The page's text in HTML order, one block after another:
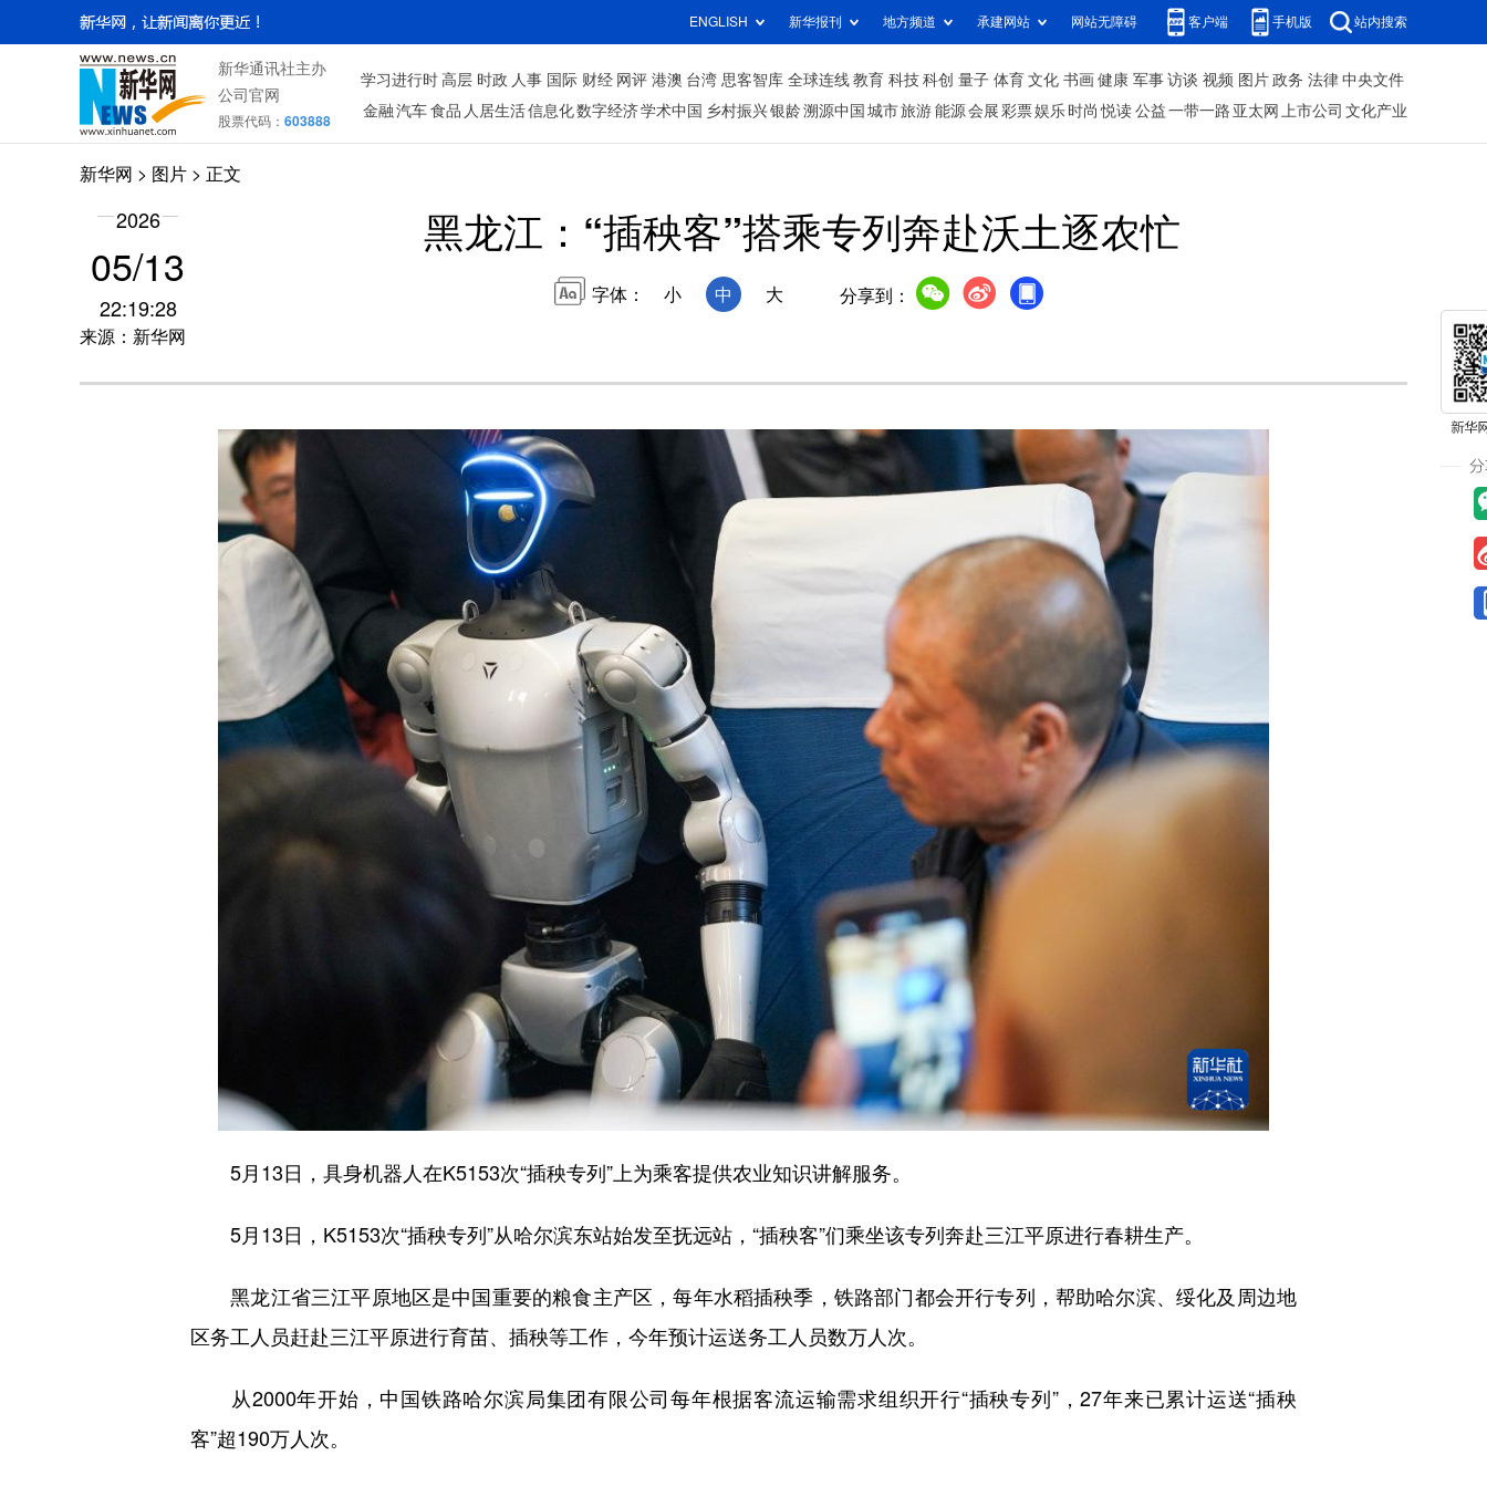
ENGLISH 新华报刊 地方频道 承建网站 网站无障碍 客户端 手机版 站内搜索
新华通讯社主办
公司官网
股票代码： 603888
学习进行时 高层 时政 人事 国际 财经 网评 港澳 台湾 思客智库 全球连线 教育 科技 科创 量子 体育 文化 书画 健康 军事 访谈 视频 图片 政务 法律 中央文件
金融 汽车 食品 人居生活信息化数字经济学术中国 乡村振兴银龄溯源中国 城市旅游 能源 会展 彩票娱乐 时尚 悦读 公益 一带一路 亚太网 上市公司 文化产业
新华网 > 图片 > 正文
2026
05/13
22:19:28
来源：新华网
黑龙江：“插秧客”搭乘专列奔赴沃土逐农忙
字体： 小 中 大 分享到：
5月13日，具身机器人在K5153次“插秧专列”上为乘客提供农业知识讲解服务。
5月13日，K5153次“插秧专列”从哈尔滨东站始发至抚远站，“插秧客”们乘坐该专列奔赴三江平原进行春耕生产。
黑龙江省三江平原地区是中国重要的粮食主产区，每年水稻插秧季，铁路部门都会开行专列，帮助哈尔滨、绥化及周边地
区务工人员赶赴三江平原进行育苗、插秧等工作，今年预计运送务工人员数万人次。
从2000年开始，中国铁路哈尔滨局集团有限公司每年根据客流运输需求组织开行“插秧专列”，27年来已累计运送“插秧
客”超190万人次。